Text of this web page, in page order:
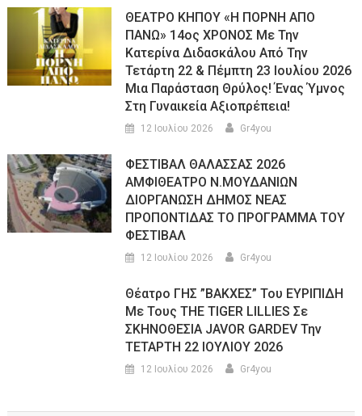
ΘΕΑΤΡΟ ΚΗΠΟΥ «Η ΠΟΡΝΗ ΑΠΟ
ΠΑΝΩ» 14ος ΧΡΟΝΟΣ Με Την
Κατερίνα Διδασκάλου Από Την
Τετάρτη 22 & Πέμπτη 23 Ιουλίου 2026
Μια Παράσταση Θρύλος! Ένας Ύμνος
Στη Γυναικεία Αξιοπρέπεια!
12 Ιουλίου 2026 Gr4you
ΦΕΣΤΙΒΑΛ ΘΑΛΑΣΣΑΣ 2026
ΑΜΦΙΘΕΑΤΡΟ Ν.ΜΟΥΔΑΝΙΩΝ
ΔΙΟΡΓΑΝΩΣΗ ΔΗΜΟΣ ΝΕΑΣ
ΠΡΟΠΟΝΤΙΔΑΣ ΤΟ ΠΡΟΓΡΑΜΜΑ ΤΟΥ
ΦΕΣΤΙΒΑΛ
12 Ιουλίου 2026 Gr4you
Θέατρο ΓΗΣ ”ΒΑΚΧΕΣ” Του ΕΥΡΙΠΙΔΗ
Με Τους THE TIGER LILLIES Σε
ΣΚΗΝΟΘΕΣΙΑ JAVOR GARDEV Την
ΤΕΤΑΡΤΗ 22 ΙΟΥΛΙΟΥ 2026
12 Ιουλίου 2026 Gr4you